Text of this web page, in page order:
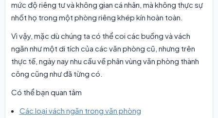
mức độ riêng tư và không gian cá nhân, mà không thực sự
nhốt họ trong một phòng riêng khép kín hoàn toàn.
Vì vậy, mặc dù chúng ta có thể coi các buồng và vách
ngăn như một di tích của các văn phòng cũ, nhưng trên
thực tế, ngày nay nhu cầu về phân vùng văn phòng thành
công cũng như đã từng có.
Có thể bạn quan tâm
Các loại vách ngăn trong văn phòng